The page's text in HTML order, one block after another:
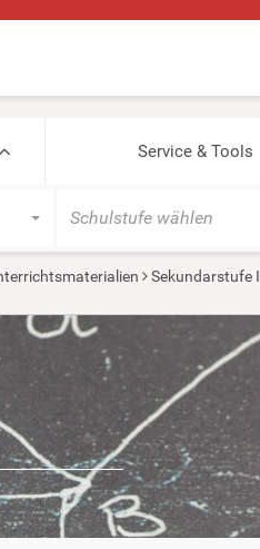
Service & Tools
Schulstufe wählen
Sekundarstufe I